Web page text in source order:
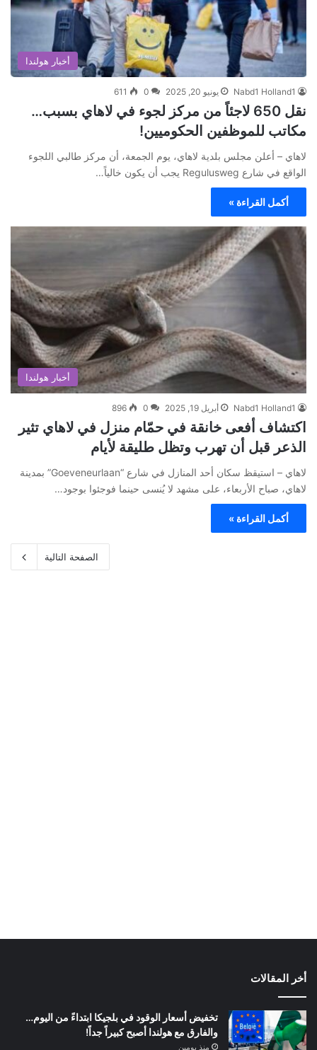
أخبار هولندا
Nabd1 Holland1 يونيو 20, 2025 0
611
نقل 650 لاجئاً من مركز لجوء في لاهاي بسبب…
مكاتب للموظفين الحكوميين!
لاهاي – أعلن مجلس بلدية لاهاي، يوم الجمعة، أن مركز طالبي اللجوء
الواقع في شارع Regulusweg يجب أن يكون خالياً…
أكمل القراءة »
أخبار هولندا
Nabd1 Holland1 أبريل 19, 2025 0
896
اكتشاف أفعى خانقة في حمّام منزل في لاهاي تثير
الذعر قبل أن تهرب وتظل طليقة لأيام
لاهاي – استيقظ سكان أحد المنازل في شارع “Goeveneurlaan” بمدينة
لاهاي، صباح الأربعاء، على مشهد لا يُنسى حينما فوجئوا بوجود…
أكمل القراءة »
الصفحة التالية
أخر المقالات
تخفيض أسعار الوقود في بلجيكا ابتداءً من اليوم…
والفارق مع هولندا أصبح كبيراً جداً!
منذ يومين